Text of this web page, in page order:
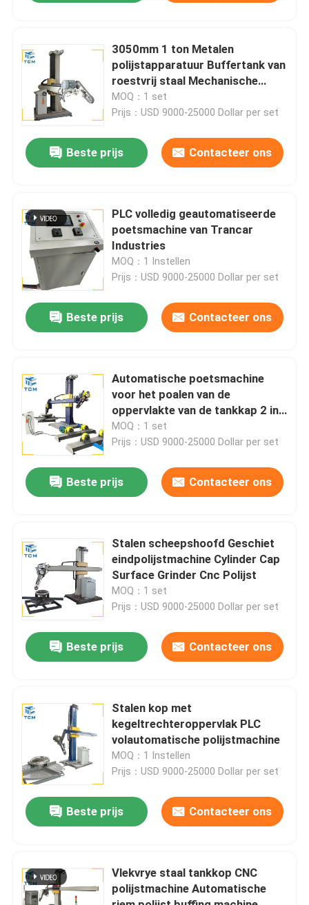
Producten
Over ons
Fabriekstocht
Neem contact met ons op
Nieuws
Gevallen
Tankpoetsmachine
3050mm 1 ton Metalen
polijstapparatuur Buffertank van
roestvrij staal Mechanische
polijster
MOQ：1 set
Prijs：USD 9000-25000 Dollar per set
Beste prijs Contacteer ons
PLC volledig geautomatiseerde
poetsmachine van Trancar
Industries
MOQ：1 Instellen
Prijs：USD 9000-25000 Dollar per set
Beste prijs Contacteer ons
Automatische poetsmachine
voor het poalen van de
oppervlakte van de tankkap 2 in
18 - 12 M2/uur
MOQ：1 set
Prijs：USD 9000-25000 Dollar per set
Beste prijs Contacteer ons
Stalen scheepshoofd Geschiet
eindpolijstmachine Cylinder Cap
Surface Grinder Cnc Polijst
MOQ：1 set
Prijs：USD 9000-25000 Dollar per set
Beste prijs Contacteer ons
Stalen kop met
kegeltrechteroppervlak PLC
volautomatische polijstmachine
MOQ：1 Instellen
Prijs：USD 9000-25000 Dollar per set
Beste prijs Contacteer ons
Vlekvrye staal tankkop CNC
polijstmachine Automatische